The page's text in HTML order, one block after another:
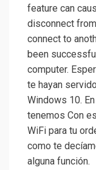
feature can
disconnect
connect to
been
computer.
te hayan
Windows 10.
tenemos Con
WiFi para tu
como te
alguna función.